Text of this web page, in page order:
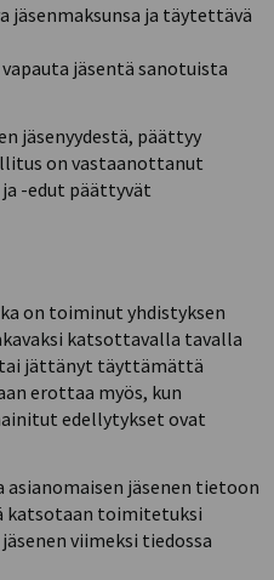
jäsenmaksunsa ja täytettävä
jäsentä sanotuista
jäsenyydestä, päättyy
on vastaanottanut
-edut päättyvät
on toiminut yhdistyksen
katsottavalla tavalla
tai jättänyt täyttämättä
erottaa myös, kun
edellytykset ovat
jäsenen tietoon
katsotaan toimitetuksi
viimeksi tiedossa